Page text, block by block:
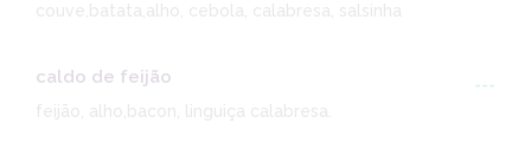
couve,batata,alho, cebola, calabresa, salsinha
caldo de feijão
---
feijão, alho,bacon, linguiça calabresa.